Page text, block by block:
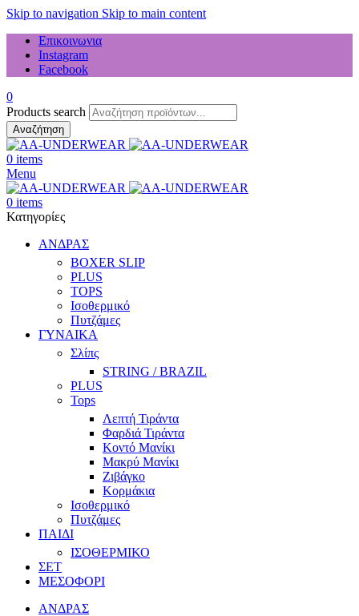
Skip to navigation Skip to main content
Επικοινωνια
Instagram
Facebook
0
Products search
Αναζήτηση
0 items
Menu
0 items
Κατηγορίες
ΑΝΔΡΑΣ
BOXER SLIP
PLUS
TOPS
Ισοθερμικό
Πυτζάμες
ΓΥΝΑΙΚΑ
Σλίπς
STRING / BRAZIL
PLUS
Tops
Λεπτή Τιράντα
Φαρδιά Τιράντα
Κοντό Μανίκι
Μακρύ Μανίκι
Ζιβάγκο
Κορμάκια
Ισοθερμικό
Πυτζάμες
ΠΑΙΔΙ
ΙΣΟΘΕΡΜΙΚΟ
ΣΕΤ
ΜΕΣΟΦΟΡΙ
ΑΝΔΡΑΣ